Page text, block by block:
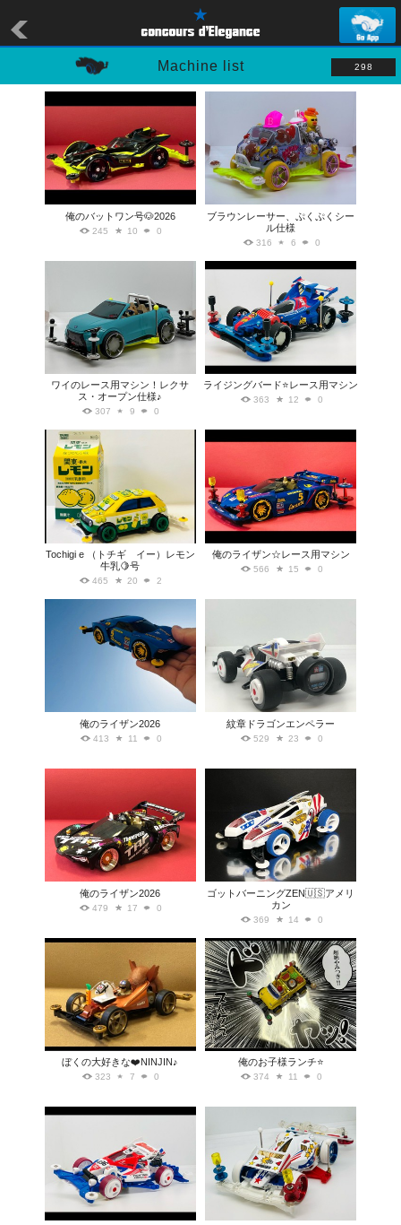
Machine list 298
俺のバットワン号🐶2026
245 10 0
ブラウンレーサー、ぷくぷくシー
ル仕様
316 6 0
ワイのレース用マシン！レクサ
ス・オープン仕様♪
307 9 0
ライジングバード⭐️レース用マシン
363 12 0
Tochigi e （トチギ イー）レモン
牛乳🍋号
465 20 2
俺のライザン☆レース用マシン
566 15 0
俺のライザン2026
413 11 0
紋章ドラゴンエンペラー
529 23 0
俺のライザン2026
479 17 0
ゴットバーニングZEN🇺🇸アメリ
カン
369 14 0
ぼくの大好きな❤️NINJIN♪
323 7 0
俺のお子様ランチ⭐️
374 11 0